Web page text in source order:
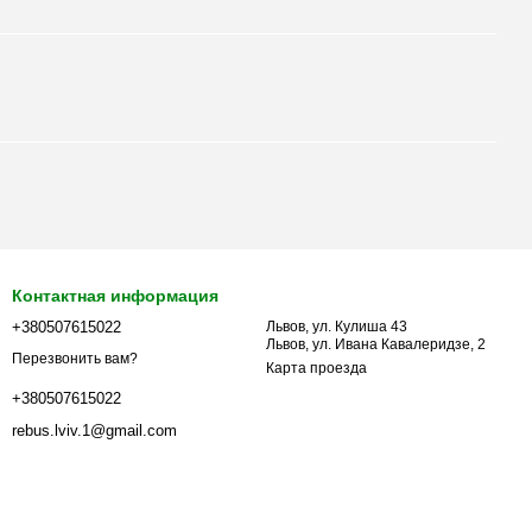
Контактная информация
+380507615022
Перезвонить вам?
+380507615022
rebus.lviv.1@gmail.com
Львов, ул. Кулиша 43
Львов, ул. Ивана Кавалеридзе, 2
Карта проезда